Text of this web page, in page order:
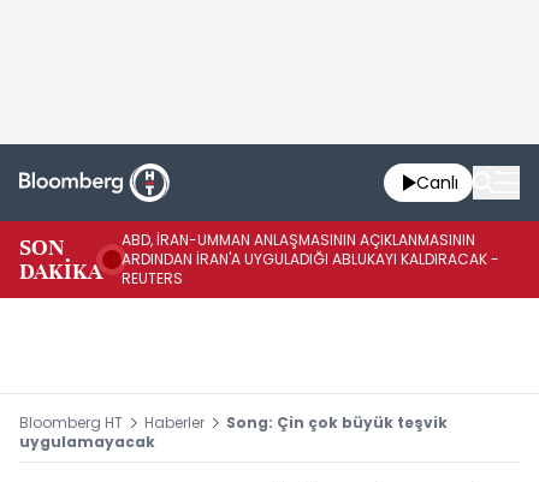
Canlı
SON
DAKİKA
ABD, İRAN-UMMAN ANLAŞMASININ AÇIKLANMASININ
ARDINDAN İRAN'A UYGULADIĞI ABLUKAYI KALDIRACAK -
REUTERS
Bloomberg HT Haberler
Song: Çin çok büyük teşvik
uygulamayacak